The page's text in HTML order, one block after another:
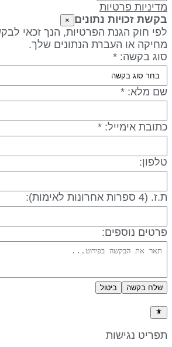
פרטיות
זכויות נתונים
חוק הגנת הפרטיות, הנך זכאי לבקש
או העברת הנתונים שלך.
בקשה: *
מלא: *
אימייל: *
ספרות אחרונות לאימות):
נוספים:
שלח בקשה ביטול
נגישות